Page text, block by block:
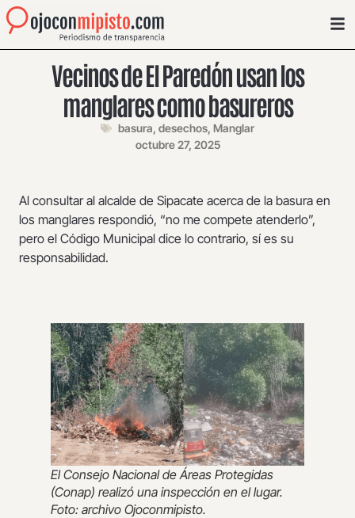
Vecinos de El Paredón usan los
manglares como basureros
basura, desechos, Manglar
octubre 27, 2025
Al consultar al alcalde de Sipacate acerca de la basura en
los manglares respondió, “no me compete atenderlo”,
pero el Código Municipal dice lo contrario, sí es su
responsabilidad.
El Consejo Nacional de Áreas Protegidas
(Conap) realizó una inspección en el lugar.
Foto: archivo Ojoconmipisto.